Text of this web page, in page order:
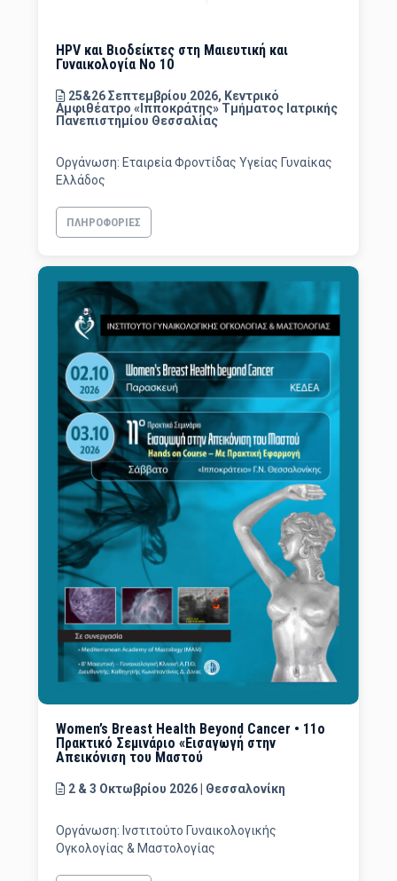
HPV και Βιοδείκτες στη Μαιευτική και
Γυναικολογία Νο 10
25&26 Σεπτεμβρίου 2026, Κεντρικό
Αμφιθέατρο «Ιπποκράτης» Τμήματος Ιατρικής
Πανεπιστημίου Θεσσαλίας
Οργάνωση: Εταιρεία Φροντίδας Υγείας Γυναίκας
Ελλάδος
ΠΛΗΡΟΦΟΡΊΕΣ
Women’s Breast Health Beyond Cancer • 11ο
Πρακτικό Σεμινάριο «Εισαγωγή στην
Απεικόνιση του Μαστού
2 & 3 Οκτωβρίου 2026 | Θεσσαλονίκη
Οργάνωση: Ινστιτούτο Γυναικολογικής
Ογκολογίας & Μαστολογίας